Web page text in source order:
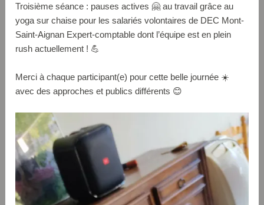
Troisième séance : pauses actives 🤗 au travail grâce au
yoga sur chaise pour les salariés volontaires de DEC Mont-
Saint-Aignan Expert-comptable dont l’équipe est en plein
rush actuellement ! 💪
Merci à chaque participant(e) pour cette belle journée ☀️
avec des approches et publics différents 😊